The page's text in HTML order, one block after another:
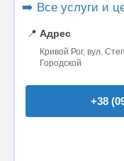
➡️ Все услуги и
📍 Адрес
Кривой Рог, вул.
Городской
+38